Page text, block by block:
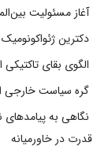
آغاز مسئولیت
دکترین
الگوی بقای تاکتیکی
گره سیاست خارجی
نگاهی به پیامدهای
قدرت در خاورمیانه